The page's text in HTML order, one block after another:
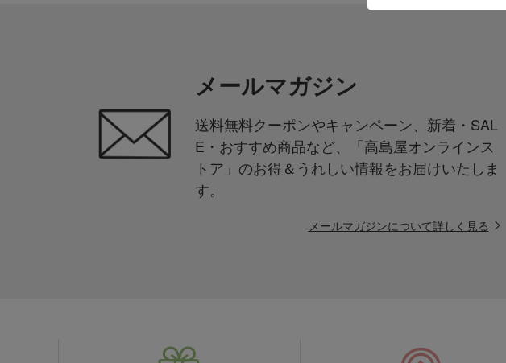
メールマガジン
送料無料クーポンやキャンペーン、新着・SAL
E・おすすめ商品など、「高島屋オンラインス
トア」のお得＆うれしい情報をお届けいたしま
す。
メールマガジンについて詳しく見る